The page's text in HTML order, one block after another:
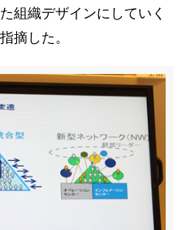
組織デザインにしていく
摘した。